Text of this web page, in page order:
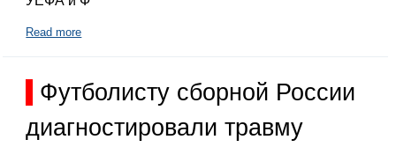
Read more
Футболисту сборной России
диагностировали травму